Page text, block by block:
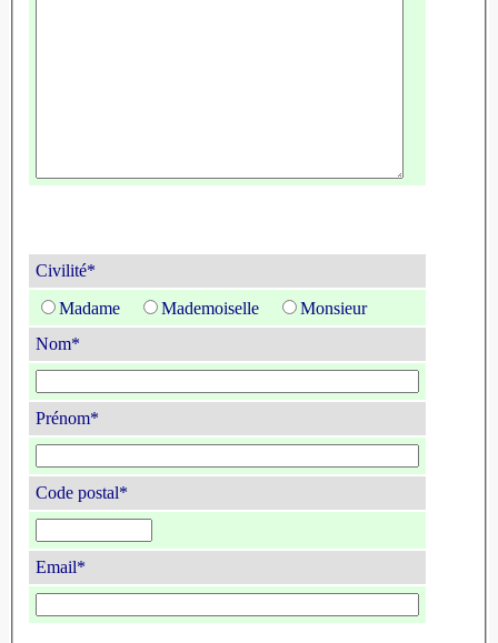
Civilité*
Madame
Mademoiselle
Monsieur
Nom*
Prénom*
Code postal*
Email*